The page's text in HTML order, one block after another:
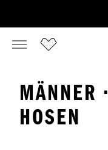
MÄNNER
HOSEN